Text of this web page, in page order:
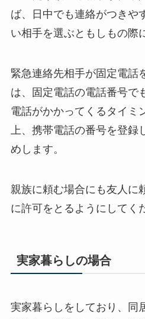
ば、日中でも連絡がつきや
い相手を選ぶともしもの際
緊急連絡先相手が固定電話
は、固定電話の電話番号で
電話がかかってくるタイミ
上、携帯電話の番号を登録
めします。
親族に頼む場合にも友人に
に許可をとるようにしてく
実家暮らしの場合
実家暮らしをしており、同